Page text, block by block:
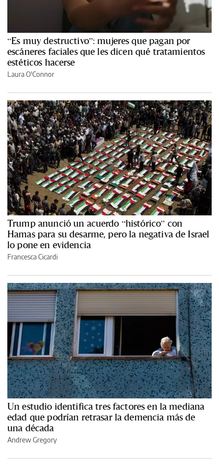
“Es muy destructivo”: mujeres que pagan por
escáneres faciales que les dicen qué tratamientos
estéticos hacerse
Laura O'Connor
Trump anunció un acuerdo “histórico” con
Hamas para su desarme, pero la negativa de Israel
lo pone en evidencia
Francesca Cicardi
Un estudio identifica tres factores en la mediana
edad que podrían retrasar la demencia más de
una década
Andrew Gregory